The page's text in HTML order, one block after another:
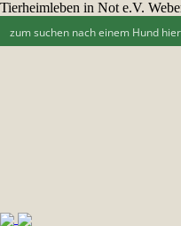
Tierheimleben in Not e.V.